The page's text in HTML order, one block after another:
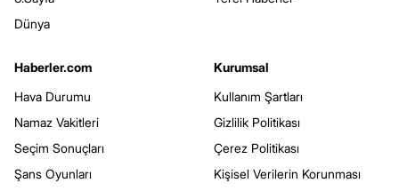
Dünya
Haberler.com
Hava Durumu
Namaz Vakitleri
Seçim Sonuçları
Şans Oyunları
Kurumsal
Kullanım Şartları
Gizlilik Politikası
Çerez Politikası
Kişisel Verilerin Korunması